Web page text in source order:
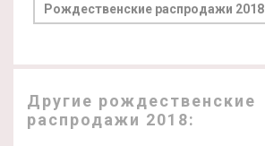
Рождественские распродажи 2018
Другие рождественские
распродажи 2018: